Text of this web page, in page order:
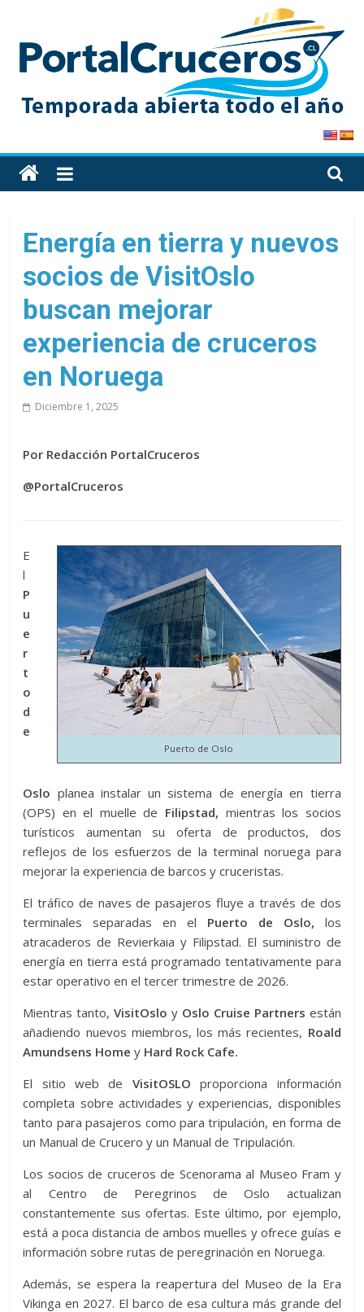
content
PortalCruceros
Toda
la
de
cruceros
en
un
solo
Energía en tierra y nuevos
socios de VisitOslo
buscan mejorar
experiencia de cruceros
en Noruega
Diciembre 1, 2025
Por Redacción PortalCruceros
@PortalCruceros
Puerto de Oslo
E
l
P
u
e
r
t
o
d
e
Oslo planea instalar un sistema de energía en tierra
(OPS) en el muelle de Filipstad, mientras los socios
turísticos aumentan su oferta de productos, dos
reflejos de los esfuerzos de la terminal noruega para
mejorar la experiencia de barcos y cruceristas.
El tráfico de naves de pasajeros fluye a través de dos
terminales separadas en el Puerto de Oslo, los
atracaderos de Revierkaia y Filipstad. El suministro de
energía en tierra está programado tentativamente para
estar operativo en el tercer trimestre de 2026.
Mientras tanto,VisitOslo y Oslo Cruise Partners están
añadiendo nuevos miembros, los más recientes, Roald
Amundsens Home y Hard Rock Cafe.
El sitio web de VisitOSLO proporciona información
completa sobre actividades y experiencias, disponibles
tanto para pasajeros como para tripulación, en forma de
un Manual de Crucero y un Manual de Tripulación.
Los socios de cruceros de Scenorama al Museo Fram y
al Centro de Peregrinos de Oslo actualizan
constantemente sus ofertas. Este último, por ejemplo,
está a poca distancia de ambos muelles y ofrece guías e
información sobre rutas de peregrinación en Noruega.
Además, se espera la reapertura del Museo de la Era
Vikinga en 2027. El barco de esa cultura más grande del